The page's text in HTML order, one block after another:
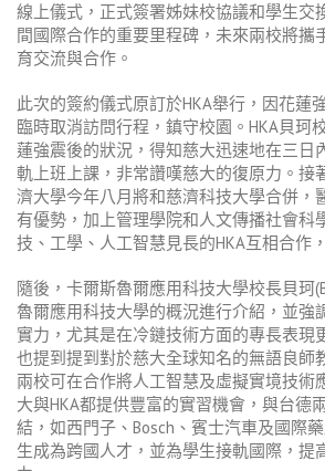
線上儀式，正式簽署姊妹校協議和學生交
間國際合作的重要里程碑，未來兩校將攜
育交流與合作。
此次的簽約儀式原訂於HKA舉行，因花蓮
臨時取消訪問行程，鎮守校園。 HKA貝珂
蓮強震後的狀況，得知慈大迅速地在三日
軌上班上課，非常讚嘆慈大的復原力。接
濟大學今年八月將和慈濟科技大學合併，
有優勢，加上管理學院和人文傳播社會科
技、工學、人工智慧見長的HKA互相合作
隨後，卡爾斯魯爾應用科技大學校長貝珂
魯爾應用科技大學的概況進行介紹，並強
實力，尤其是在冷鏈技術方面的專長表現
也提到提到對於慈大全球知名的無語良師
兩校可在合作將人工智慧及虛擬實境技術
大與HKA都提供豐富的實習機會，與台德
結，如西門子、 Bosch 、賓士汽車及國際
生成為跨國人才，並為學生接軌國際，提